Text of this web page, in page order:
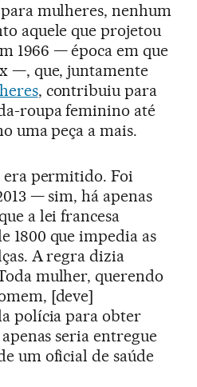
mulheres, nenhum
aquele que projetou
1966 — época em que
—, que, juntamente
, contribuiu para
roupa feminino até
uma peça a mais.
era permitido. Foi
— sim, há apenas
a lei francesa
1800 que impedia as
A regra dizia
mulher, querendo
[deve]
polícia para obter
seria entregue
um oficial de saúde